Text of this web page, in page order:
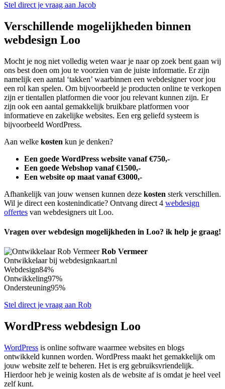
Stel direct je vraag aan Jacob
Verschillende mogelijkheden binnen
webdesign Loo
Mocht je nog niet volledig weten waar je naar op zoek bent gaan wij
ons best doen om jou te voorzien van de juiste informatie. Er zijn
namelijk een aantal ‘takken’ waarbinnen een webdesigner voor jou
een rol kan spelen. Om bijvoorbeeld je producten online te verkopen
zijn er tientallen platformen die voor jou relevant kunnen zijn. Er
zijn ook een aantal gemakkelijk bruikbare platformen voor
informatieve en zakelijke websites. Een erg geliefd systeem is
bijvoorbeeld WordPress.
Aan welke kosten kun je denken?
Een goede WordPress website vanaf €750,-
Een goede Webshop vanaf €1500,-
Een website op maat vanaf €3000,-
Afhankelijk van jouw wensen kunnen deze kosten sterk verschillen.
Wil je direct een kostenindicatie? Ontvang direct 4 webdesign
offertes van webdesigners uit Loo.
Vragen over webdesign mogelijkheden in Loo? ik help je graag!
Rob Vermeer
Ontwikkelaar bij webdesignkaart.nl
Webdesign84%
Ontwikkeling97%
Ondersteuning95%
Stel direct je vraag aan Rob
WordPress webdesign Loo
WordPress is online software waarmee websites en blogs
ontwikkeld kunnen worden. WordPress maakt het gemakkelijk om
jouw website zelf te beheren. Het is erg gebruiksvriendelijk.
Hierdoor heb je weinig kosten als de website af is omdat je heel veel
zelf kunt.